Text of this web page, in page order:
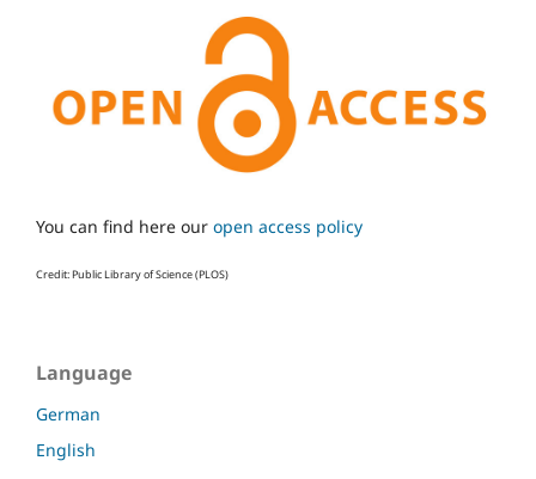
You can find here our open access policy
Credit: Public Library of Science (PLOS)
Language
German
English